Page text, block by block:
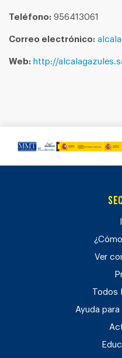
Teléfono: 956413061
Correo electrónico:
Web: http://
Ver
Ayuda